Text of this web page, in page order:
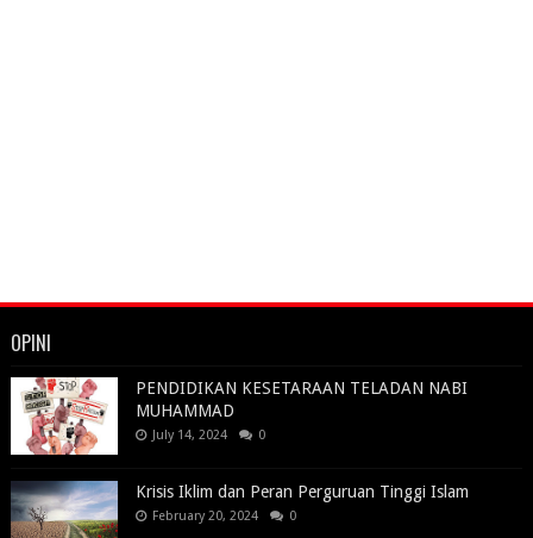
OPINI
PENDIDIKAN KESETARAAN TELADAN NABI
MUHAMMAD
July 14, 2024 0
Krisis Iklim dan Peran Perguruan Tinggi Islam
February 20, 2024 0